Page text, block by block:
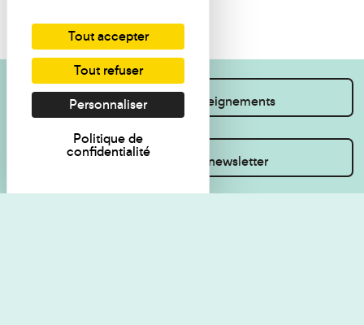
Je souhaite des renseignements
Inscrivez-vous à la newsletter
Tout accepter
Tout refuser
Personnaliser
Politique de
confidentialité